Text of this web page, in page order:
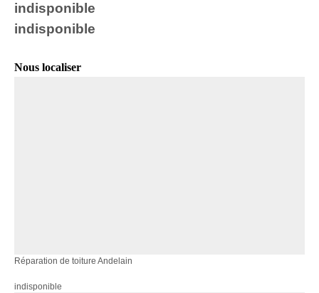
indisponible
indisponible
Nous localiser
Réparation de toiture Andelain
indisponible